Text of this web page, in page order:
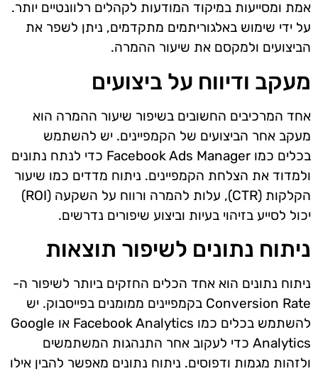
אמת ומסייעות במיקוד המודעות לקהלים רלוונטיים יותר.
על ידי שימוש באלגוריתמים מתקדמים, ניתן לשפר את
הביצועים ולמקסם את שיעור ההמרה.
מעקב ודיווח על ביצועים
אחד המרכיבים החשובים בשיפור שיעור ההמרה הוא
מעקב אחר הביצועים של הקמפיינים. יש להשתמש
בכלים כמו Facebook Ads Manager כדי לנתח נתונים
ולמדוד את הצלחת הקמפיינים. ניתוח מדדים כמו שיעור
הקלקות (CTR), עלות להמרה ורווח על השקעה (ROI)
יכול לסייע בזיהוי בעיות וביצוע שיפורים נדרשים.
ניתוח נתונים לשיפור תוצאות
ניתוח נתונים הוא אחד הכלים החזקים ביותר לשיפור ה-
Conversion Rate בקמפיינים ממומנים בפייסבוק. יש
להשתמש בכלים כמו Facebook Analytics או Google
Analytics כדי לעקוב אחר התנהגות המשתמשים
ולזהות מגמות ודפוסים. ניתוח נתונים מאפשר להבין אילו